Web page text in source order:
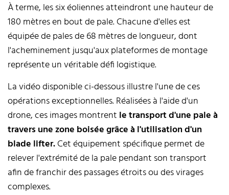
À terme, les six éoliennes atteindront une hauteur de
180 mètres en bout de pale. Chacune d'elles est
équipée de pales de 68 mètres de longueur, dont
l'acheminement jusqu'aux plateformes de montage
représente un véritable défi logistique.
La vidéo disponible ci-dessous illustre l'une de ces
opérations exceptionnelles. Réalisées à l'aide d'un
drone, ces images montrent le transport d'une pale à
travers une zone boisée grâce à l'utilisation d'un
blade lifter.Cet équipement spécifique permet de
relever l'extrémité de la pale pendant son transport
afin de franchir des passages étroits ou des virages
complexes.